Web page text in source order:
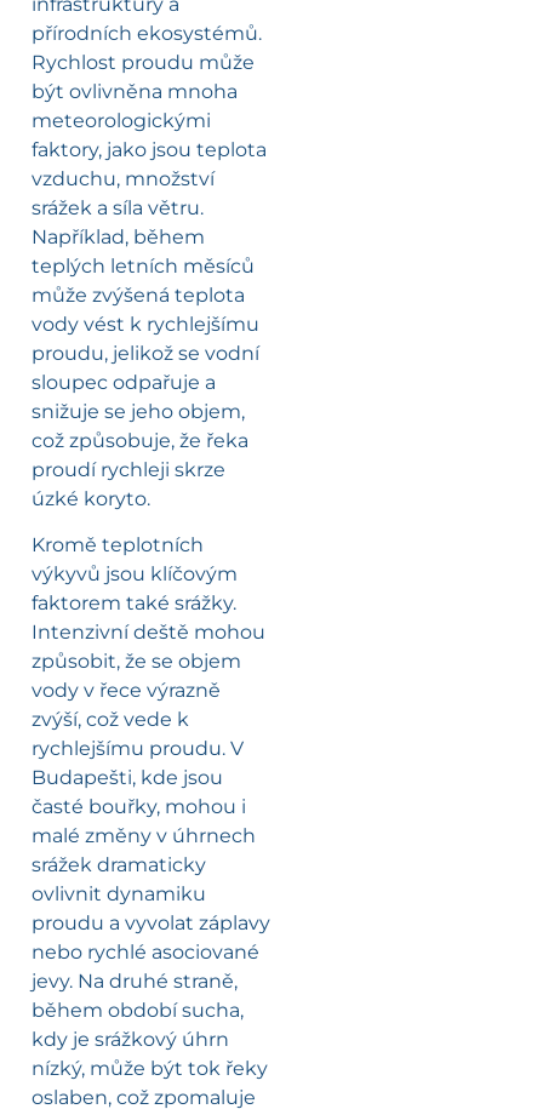
přírodních ekosystémů.
Rychlost proudu může
být ovlivněna mnoha
meteorologickými
faktory, jako jsou teplota
vzduchu, množství
srážek a síla větru.
Například, během
teplých letních měsíců
může zvýšená teplota
vody vést k rychlejšímu
proudu, jelikož se vodní
sloupec odpařuje a
snižuje se jeho objem,
což způsobuje, že řeka
proudí rychleji skrze
úzké koryto.
Kromě teplotních
výkyvů jsou klíčovým
faktorem také srážky.
Intenzivní deště mohou
způsobit, že se objem
vody v řece výrazně
zvýší, což vede k
rychlejšímu proudu. V
Budapešti, kde jsou
časté bouřky, mohou i
malé změny v úhrnech
srážek dramaticky
ovlivnit dynamiku
proudu a vyvolat záplavy
nebo rychlé asociované
jevy. Na druhé straně,
během období sucha,
kdy je srážkový úhrn
nízký, může být tok řeky
oslaben, což zpomaluje